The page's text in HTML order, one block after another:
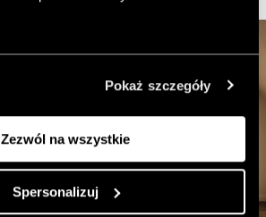
Pokaż szczegóły
Zezwól na wszystkie
Spersonalizuj